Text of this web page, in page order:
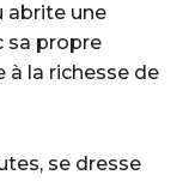
abrite une
sa propre
la richesse de
se dresse